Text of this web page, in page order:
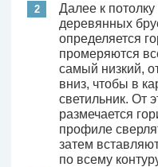
Далее к потолку
деревянных
определяется
промеряются
самый низкий,
вниз, чтобы в
светильник. От
размечается
профиле
затем
по всему